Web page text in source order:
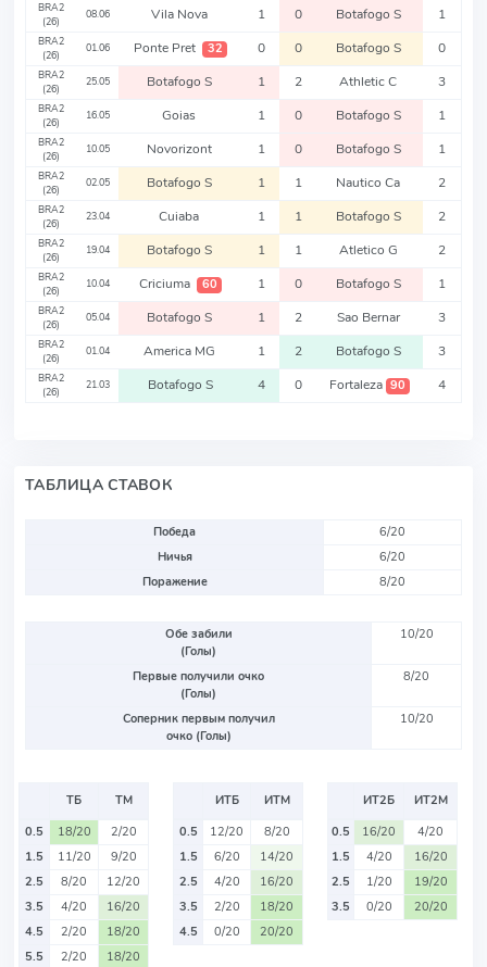
BRA2
(26)
08.06 Vila Nova 1 0 Botafogo S 1
BRA2
(26)
01.06 Ponte Pret 32 0 0 Botafogo S 0
BRA2
(26)
25.05 Botafogo S 1 2 Athletic C 3
BRA2
(26)
16.05 Goias 1 0 Botafogo S 1
BRA2
(26)
10.05 Novorizont 1 0 Botafogo S 1
BRA2
(26)
02.05 Botafogo S 1 1 Nautico Ca 2
BRA2
(26)
23.04 Cuiaba 1 1 Botafogo S 2
BRA2
(26)
19.04 Botafogo S 1 1 Atletico G 2
BRA2
(26)
10.04 Criciuma 60 1 0 Botafogo S 1
BRA2
(26)
05.04 Botafogo S 1 2 Sao Bernar 3
BRA2
(26)
01.04 America MG 1 2 Botafogo S 3
BRA2
(26)
21.03 Botafogo S 4 0 Fortaleza 90 4
ТАБЛИЦА СТАВОК
Победа
6/20
Ничья
6/20
Поражение
8/20
Обе забили
(Голы)
10/20
Первые получили очко
(Голы)
8/20
Соперник первым получил
очко (Голы)
10/20
ТБ
ТМ
0.5
18/20
2/20
1.5
11/20
9/20
2.5
8/20
12/20
3.5
4/20
16/20
4.5
2/20
18/20
5.5
2/20
18/20
ИТБ
ИТМ
0.5
12/20
8/20
1.5
6/20
14/20
2.5
4/20
16/20
3.5
2/20
18/20
4.5
0/20 20/20
ИТ2Б
ИТ2М
0.5
16/20
4/20
1.5
4/20
16/20
2.5
1/20
19/20
3.5
0/20 20/20